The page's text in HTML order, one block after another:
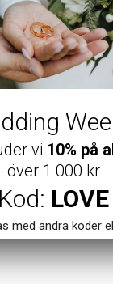
Agnes
- Stål
vi 10% på
över 1 000 kr
Kod: LOVE
med andra koder